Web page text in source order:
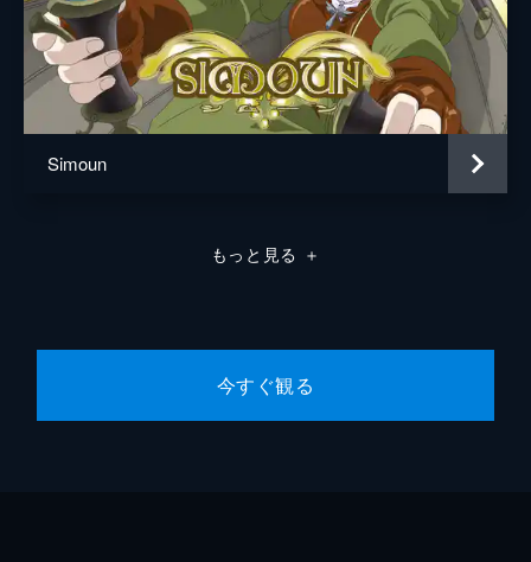
に引きこもってしまい、りんも夕紀もときめ
きエネルギーが充電できなくなってしまう。
24分
#08 （ようこそ！）箱入り生活のススメ！
ダンジョンに取り残された細道は絶体絶命の
の力を発揮することができない。ヤクモに対
る。だが、アラハバキの電波ジャックにより
アラハバキの活動を宣伝するという逆の結果
Simoun
もっと見る ＋
今すぐ観る